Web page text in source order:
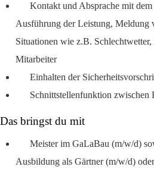
Kontakt und Absprache mit
Ausführung der Leistung, Meldung
Situationen wie z.B.
Mitarbeiter
Einhalten der
Schnittstellenfunktion zwischen
Das bringst du mit
Meister im GaLaBau (m/w/d)
Ausbildung als Gärtner (m/w/d)